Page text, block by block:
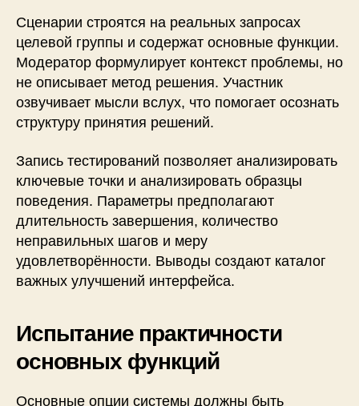
Сценарии строятся на реальных запросах
целевой группы и содержат основные функции.
Модератор формулирует контекст проблемы, но
не описывает метод решения. Участник
озвучивает мысли вслух, что помогает осознать
структуру принятия решений.
Запись тестирований позволяет анализировать
ключевые точки и анализировать образцы
поведения. Параметры предполагают
длительность завершения, количество
неправильных шагов и меру
удовлетворённости. Выводы создают каталог
важных улучшений интерфейса.
Испытание практичности
основных функций
Основные опции системы должны быть